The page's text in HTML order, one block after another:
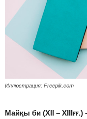
Иллюстрация: Freepik.com
Майқы би (ХІІ –